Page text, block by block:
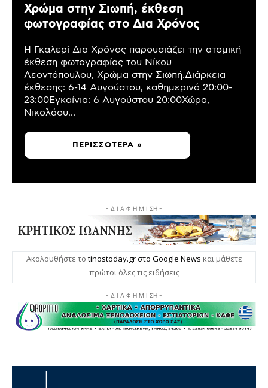
Χρώμα στην Σιωπή, έκθεση
φωτογραφίας στο Δια Χρόνος
Η Γκαλερί Δια Χρόνος παρουσιάζει την ατομική
έκθεση φωτογραφίας του Νίκου
Λεοντόπουλου, Χρώμα στην Σιωπή.Διάρκεια
έκθεσης: 6-14 Αυγούστου, καθημερινά 20:00-
23:00Εγκαίνια: 6 Αυγούστου 20:00Χώρα,
Νικολάου...
ΠΕΡΙΣΣΌΤΕΡΑ »
- Δ Ι Α Φ Η Μ Ι ΣΗ -
Ακολουθήστε το tinostoday.gr στο Google News και μάθετε
πρώτοι όλες τις ειδήσεις
- Δ Ι Α Φ Η Μ Ι ΣΗ -